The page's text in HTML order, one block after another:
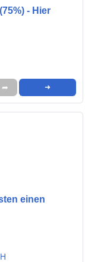
- Hier
➦ ➜
einen